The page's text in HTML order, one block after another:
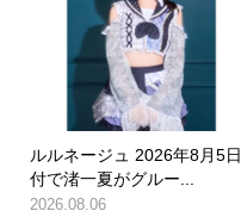
ルルネージュ 2026年8月5日
付で渚一夏がグルー...
2026.08.06